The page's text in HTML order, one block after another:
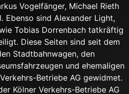
Vogelfänger, Michael Rieth
Ebenso sind Alexander Light,
Tobias Dorrenbach tatkräftig
Diese Seiten sind seit dem
Stadtbahnwagen, den
und ehemaligen
Betriebe AG gewidmet.
Kölner Verkehrs-Betriebe AG